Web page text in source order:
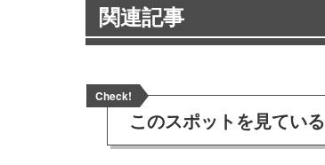
関連記事
Check!
このスポットを見ている